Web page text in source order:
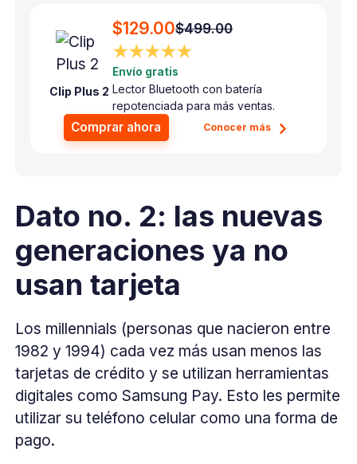
Clip Plus 2
$129.00$499.00
★★★★★
Envío gratis
Lector Bluetooth con batería
repotenciada para más ventas.
Comprar ahora Conocer más
Dato no. 2: las nuevas
generaciones ya no
usan tarjeta
Los millennials (personas que nacieron entre
1982 y 1994) cada vez más usan menos las
tarjetas de crédito y se utilizan herramientas
digitales como Samsung Pay. Esto les permite
utilizar su teléfono celular como una forma de
pago.